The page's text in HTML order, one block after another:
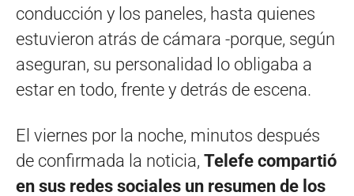
conducción y los paneles, hasta quienes
estuvieron atrás de cámara -porque, según
aseguran, su personalidad lo obligaba a
estar en todo, frente y detrás de escena.
El viernes por la noche, minutos después
de confirmada la noticia, Telefe compartió
en sus redes sociales un resumen de los